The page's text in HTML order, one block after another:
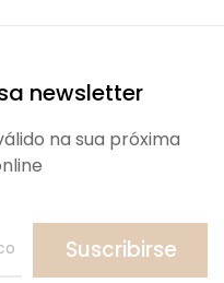
newsletter
na sua próxima
Suscribirse